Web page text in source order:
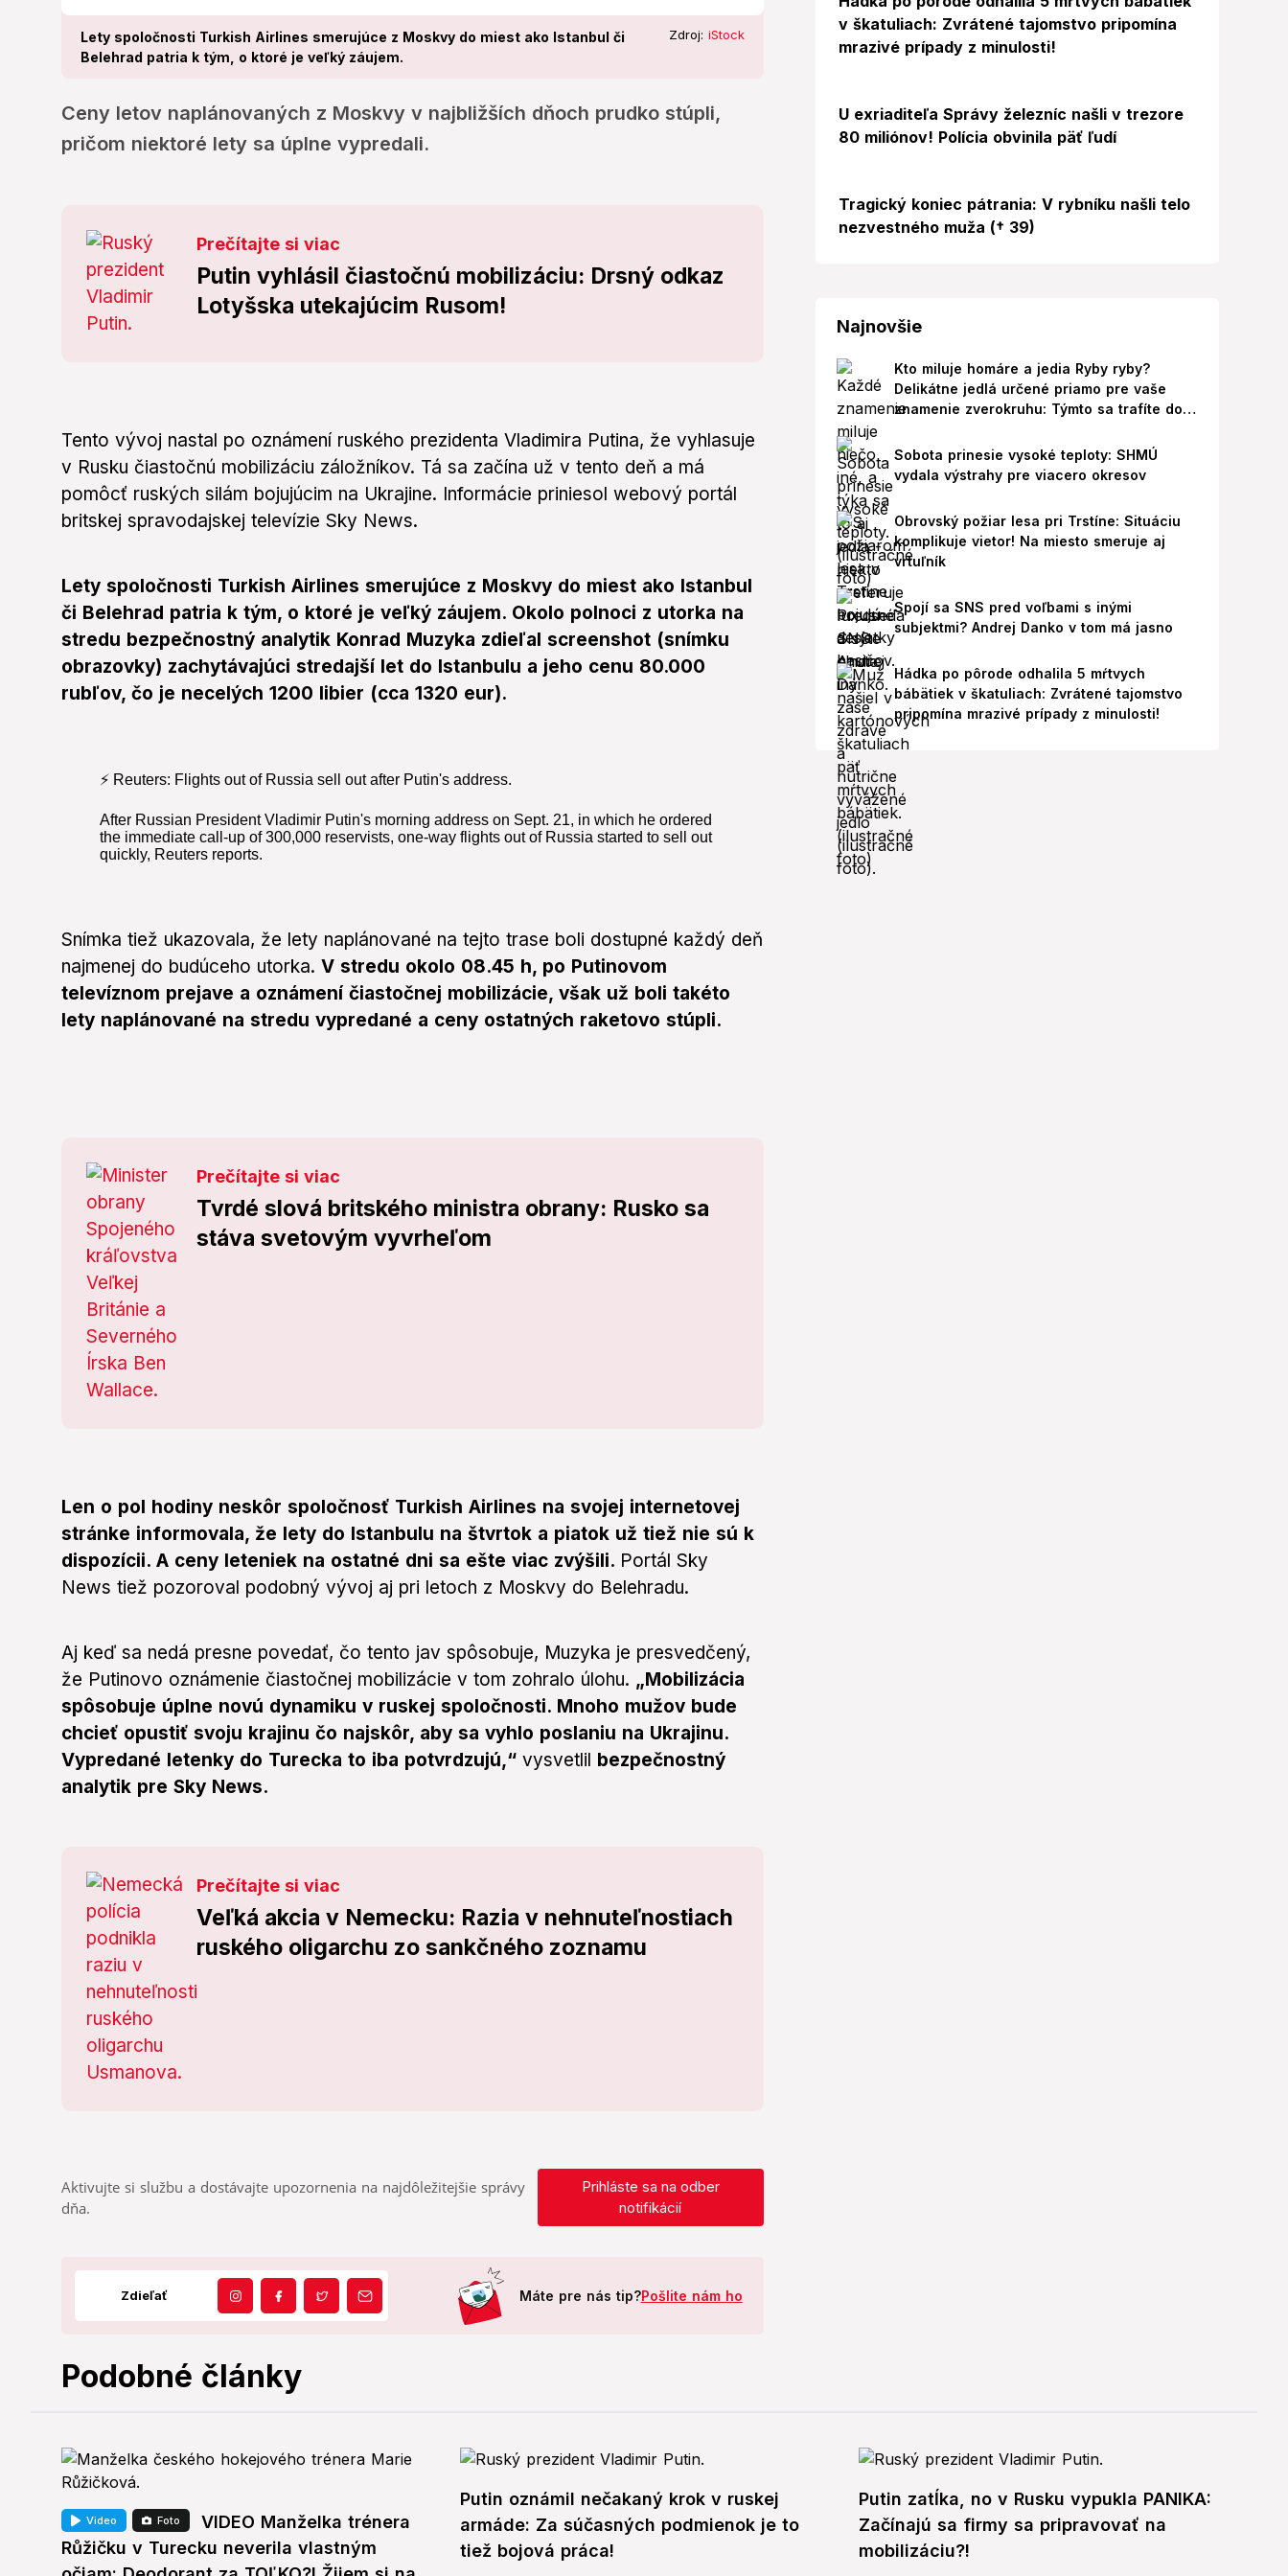
Lety spoločnosti Turkish Airlines smerujúce z Moskvy do miest ako Istanbul či
Belehrad patria k tým, o ktoré je veľký záujem.
Zdroj: iStock
Ceny letov naplánovaných z Moskvy v najbližších dňoch prudko stúpli,
pričom niektoré lety sa úplne vypredali.
Prečítajte si viac
Putin vyhlásil čiastočnú mobilizáciu: Drsný odkaz
Lotyšska utekajúcim Rusom!
Tento vývoj nastal po oznámení ruského prezidenta Vladimira Putina, že vyhlasuje
v Rusku čiastočnú mobilizáciu záložníkov. Tá sa začína už v tento deň a má
pomôcť ruských silám bojujúcim na Ukrajine. Informácie priniesol webový portál
britskej spravodajskej televízie Sky News.
Lety spoločnosti Turkish Airlines smerujúce z Moskvy do miest ako Istanbul
či Belehrad patria k tým, o ktoré je veľký záujem. Okolo polnoci z utorka na
stredu bezpečnostný analytik Konrad Muzyka zdieľal screenshot (snímku
obrazovky) zachytávajúci stredajší let do Istanbulu a jeho cenu 80.000
rubľov, čo je necelých 1200 libier (cca 1320 eur).
Snímka tiež ukazovala, že lety naplánované na tejto trase boli dostupné každý deň
najmenej do budúceho utorka. V stredu okolo 08.45 h, po Putinovom
televíznom prejave a oznámení čiastočnej mobilizácie, však už boli takéto
lety naplánované na stredu vypredané a ceny ostatných raketovo stúpli.
Prečítajte si viac
Tvrdé slová britského ministra obrany: Rusko sa
stáva svetovým vyvrheľom
Len o pol hodiny neskôr spoločnosť Turkish Airlines na svojej internetovej
stránke informovala, že lety do Istanbulu na štvrtok a piatok už tiež nie sú k
dispozícii. A ceny leteniek na ostatné dni sa ešte viac zvýšili. Portál Sky
News tiež pozoroval podobný vývoj aj pri letoch z Moskvy do Belehradu.
Aj keď sa nedá presne povedať, čo tento jav spôsobuje, Muzyka je presvedčený,
že Putinovo oznámenie čiastočnej mobilizácie v tom zohralo úlohu. „Mobilizácia
spôsobuje úplne novú dynamiku v ruskej spoločnosti. Mnoho mužov bude
chcieť opustiť svoju krajinu čo najskôr, aby sa vyhlo poslaniu na Ukrajinu.
Vypredané letenky do Turecka to iba potvrdzujú,“ vysvetlil bezpečnostný
analytik pre Sky News.
Prečítajte si viac
Veľká akcia v Nemecku: Razia v nehnuteľnostiach
ruského oligarchu zo sankčného zoznamu
Aktivujte si službu a dostávajte upozornenia na najdôležitejšie správy
dňa.
Prihláste sa na odber
notifikácií
Zdieľať Máte pre nás tip?Pošlite nám ho
v škatuliach: Zvrátené tajomstvo pripomína
mrazivé prípady z minulosti!
U exriaditeľa Správy železníc našli v trezore
80 miliónov! Polícia obvinila päť ľudí
Tragický koniec pátrania: V rybníku našli telo
nezvestného muža († 39)
Najnovšie
Kto miluje homáre a jedia Ryby ryby?
Delikátne jedlá určené priamo pre vaše
znamenie zverokruhu: Týmto sa trafíte do
Sobota prinesie vysoké teploty: SHMÚ
vydala výstrahy pre viacero okresov
Obrovský požiar lesa pri Trstíne: Situáciu
komplikuje vietor! Na miesto smeruje aj
vrtuľník
Spojí sa SNS pred voľbami s inými
subjektmi? Andrej Danko v tom má jasno
Hádka po pôrode odhalila 5 mŕtvych
bábätiek v škatuliach: Zvrátené tajomstvo
pripomína mrazivé prípady z minulosti!
Podobné články
Video Foto
VIDEO Manželka trénera
Růžičku v Turecku neverila vlastným
Putin oznámil nečakaný krok v ruskej
armáde: Za súčasných podmienok je to
tiež bojová práca!
Putin zatĺka, no v Rusku vypukla PANIKA:
Začínajú sa firmy sa pripravovať na
mobilizáciu?!